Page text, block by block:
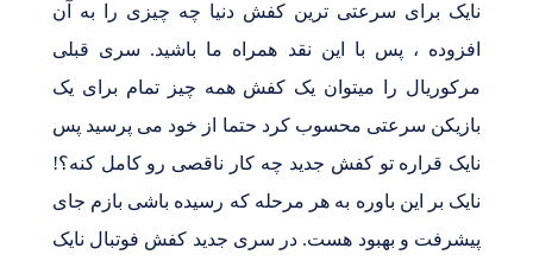
نایک برای سرعتی ترین کفش دنیا چه چیزی را به آن
افزوده ، پس با این نقد همراه ما باشید. سری قبلی
مرکوریال را میتوان یک کفش همه چیز تمام برای یک
بازیکن سرعتی محسوب کرد حتما از خود می پرسید پس
نایک قراره تو کفش جدید چه کار ناقصی رو کامل کنه؟!
نایک بر این باوره به هر مرحله که رسیده باشی بازم جای
پیشرفت و بهبود هست. در سری جدید کفش فوتبال نایک